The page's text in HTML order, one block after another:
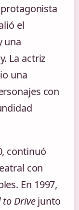
el
una
La actriz
una
con
continuó
con
En 1997,
to Drivejunto